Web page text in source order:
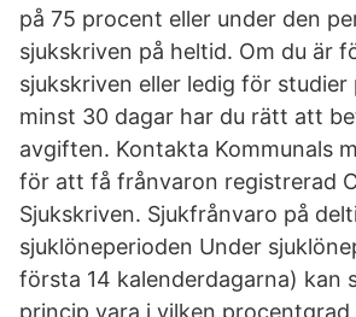
på 75 procent eller under den
sjukskriven på heltid. Om du är
sjukskriven eller ledig för studier
minst 30 dagar har du rätt att
avgiften. Kontakta Kommunals
för att få frånvaron registrerad
Sjukskriven. Sjukfrånvaro på
sjuklöneperioden Under
första 14 kalenderdagarna) kan
princip vara i vilken procentgrad